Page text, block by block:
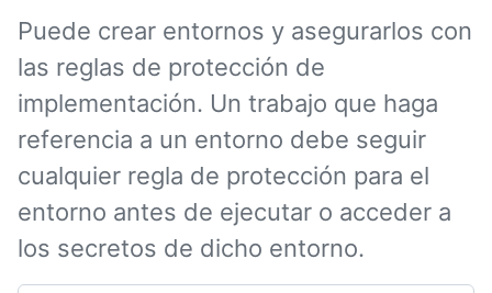
Puede crear entornos y asegurarlos con
las reglas de protección de
implementación. Un trabajo que haga
referencia a un entorno debe seguir
cualquier regla de protección para el
entorno antes de ejecutar o acceder a
los secretos de dicho entorno.